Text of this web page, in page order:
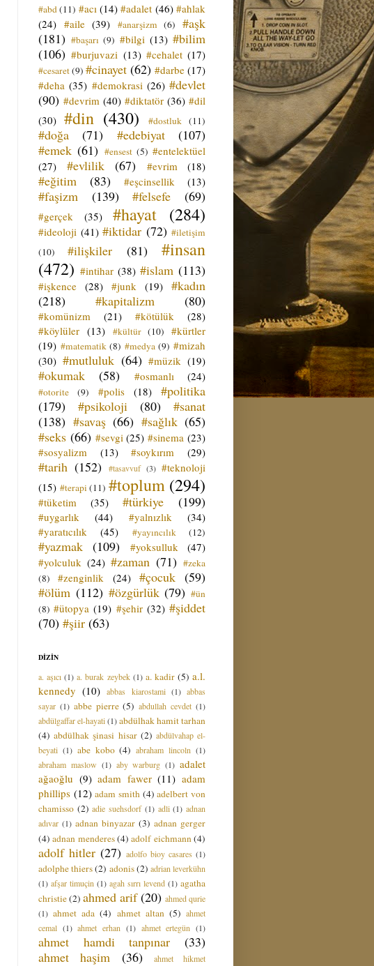
#abd (11) #acı (14) #adalet (46) #ahlak
(24) #aile (39) #anarşizm (6)
#aşk
(181) #başarı (9) #bilgi (13) #bilim
(106) #burjuvazi (13) #cehalet (17)
#cesaret(9) #cinayet (62) #darbe (17)
#deha (35) #demokrasi (26) #devlet
(90) #devrim (40) #diktatör (36) #dil
(30) #din (430) #dostluk (11)
#doğa (71) #edebiyat
(107)
#emek (61) #ensest (5) #entelektüel
(27)
#evlilik (67) #evrim (18)
#eğitim (83) #eşcinsellik (13)
#faşizm (139) #felsefe (69)
#gerçek (35) #hayat (284)
#ideoloji (41) #iktidar (72) #iletişim
(10)
#ilişkiler (81)
#insan
(472) #intihar (38) #islam (113)
#işkence (28) #junk (19) #kadın
(218)
#kapitalizm (80)
#komünizm (21) #kötülük
(28)
#köylüler (13) #kültür (10)
#kürtler
(19) #matematik (8) #medya (9) #mizah
(30) #mutluluk (64) #müzik (19)
#okumak (58) #osmanlı (24)
#otorite (9) #polis (18)
#politika
(179)
#psikoloji (80)
#sanat
(138) #savaş (66) #sağlık (65)
#seks (66) #sevgi (25) #sinema (23)
#sosyalizm
(13) #soykırım (29)
#tarih (152) #tasavvuf (3) #teknoloji
(15) #terapi (11) #toplum (294)
#tüketim (35) #türkiye (199)
#uygarlık (44) #yalnızlık
(34)
#yaratıcılık
(45) #yayıncılık (12)
#yazmak (109) #yoksulluk
(47)
#yolculuk (24) #zaman (71) #zeka
(8)
#zenginlik (24) #çocuk (59)
#ölüm (112) #özgürlük (79) #ün
(8) #ütopya (19) #şehir (32) #şiddet
(70) #şiir (63)
DİZİN
a. aşıcı (1) a. burak zeybek (1) a. kadir (5) a.l.
kennedy (10) abbas kiarostami (1) abbas
sayar (1) abbe pierre (5) abdullah cevdet (1)
abdülgaffar el-hayati(1)abdülhak hamit tarhan
(4) abdülhak şinasi hisar (2) abdülvahap el-
beyati (1) abe kobo (4) abraham lincoln (1)
abraham maslow (1) aby warburg (1) adalet
ağaoğlu (9) adam fawer (11) adam
phillips (12) adam smith (4) adelbert von
chamisso (2) adie suehsdorf (1) adli (1) adnan
adıvar (1) adnan binyazar (3) adnan gerger
(4) adnan menderes(4) adolf eichmann (4)
adolf hitler (27) adolfo bioy casares (1)
adolphe thiers(2) adonis(2) adrian leverkühn
(1) afşar timuçin (1) agah sırrı levend (1) agatha
christie(2) ahmed arif (20) ahmed qurie
(1) ahmet ada (4) ahmet altan (5) ahmet
cemal (1) ahmet erhan (1) ahmet ertegün (1)
ahmet hamdi tanpınar
(33)
ahmet haşim
(36)
ahmet hikmet